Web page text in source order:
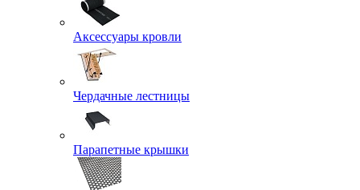
Аксессуары кровли
Чердачные лестницы
Парапетные крышки